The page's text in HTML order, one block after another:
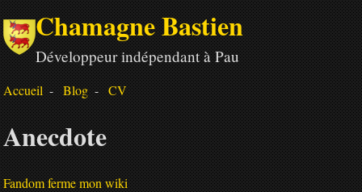
Chamagne Bastien
Développeur indépendant à Pau
Accueil Blog CV
Anecdote
Fandom ferme mon wiki